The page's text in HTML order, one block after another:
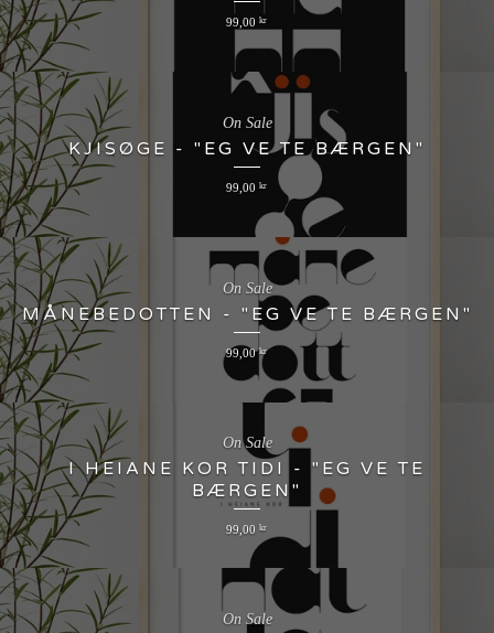
99,00 kr
KJISØGE - "EG VE TE BÆRGEN"
99,00 kr
On Sale
MÅNEBEDOTTEN - "EG VE TE BÆRGEN"
99,00kr
On Sale
I HEIANE KOR TIDI - "EG VE TE
BÆRGEN"
99,00 kr
On Sale
On Sale